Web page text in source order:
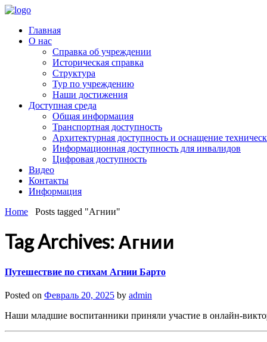
Главная
О нас
Справка об учреждении
Историческая справка
Структура
Тур по учреждению
Наши достижения
Доступная среда
Общая информация
Транспортная доступность
Архитектурная доступность и оснащение
Информационная доступность для инвалидов
Цифровая доступность
Видео
Контакты
Информация
Home
Posts tagged "Агнии"
Tag Archives: Агнии
Путешествие по стихам Агнии Барто
Posted on Февраль 20, 2025 by admin
Наши младшие воспитанники приняли участие в онлайн-